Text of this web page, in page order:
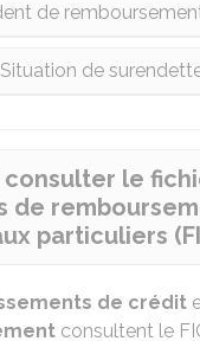
de
Situation de
consulter le
de
particuliers
de crédit
consultent le